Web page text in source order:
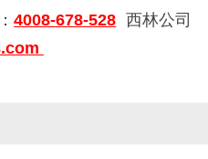
4008-678-528 西林公司